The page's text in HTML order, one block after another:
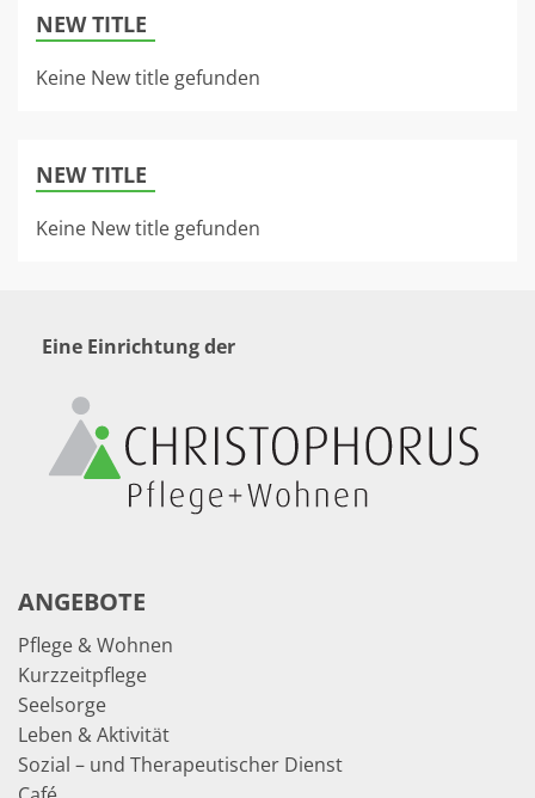
NEW TITLE
Keine New title gefunden
NEW TITLE
Keine New title gefunden
Eine Einrichtung der
ANGEBOTE
Pflege & Wohnen
Kurzzeitpflege
Seelsorge
Leben & Aktivität
Sozial – und Therapeutischer Dienst